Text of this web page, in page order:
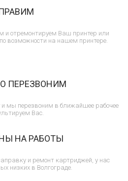
и отремонтируем Ваш принтер или
возможности на нашем принтере.
ПЕРЕЗВОНИМ
и мы перезвоним в ближайшее рабочее
Вас.
НА РАБОТЫ
и ремонт картриджей, у нас
низких в Волгограде.